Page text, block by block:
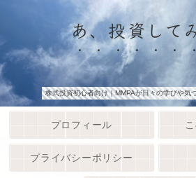
あ、投資して
株式投資初心者向け｜MMPAが日々の学びや気
プロフィール
プライバシーポリシー